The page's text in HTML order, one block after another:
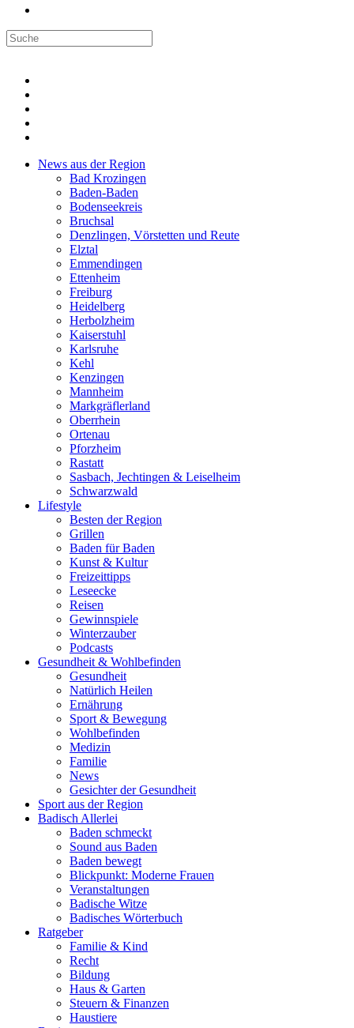
News aus der Region
Bad Krozingen
Baden-Baden
Bodenseekreis
Bruchsal
Denzlingen, Vörstetten und Reute
Elztal
Emmendingen
Ettenheim
Freiburg
Heidelberg
Herbolzheim
Kaiserstuhl
Karlsruhe
Kehl
Kenzingen
Mannheim
Markgräflerland
Oberrhein
Ortenau
Pforzheim
Rastatt
Sasbach, Jechtingen & Leiselheim
Schwarzwald
Lifestyle
Besten der Region
Grillen
Baden für Baden
Kunst & Kultur
Freizeittipps
Leseecke
Reisen
Gewinnspiele
Winterzauber
Podcasts
Gesundheit & Wohlbefinden
Gesundheit
Natürlich Heilen
Ernährung
Sport & Bewegung
Wohlbefinden
Medizin
Familie
News
Gesichter der Gesundheit
Sport aus der Region
Badisch Allerlei
Baden schmeckt
Sound aus Baden
Baden bewegt
Blickpunkt: Moderne Frauen
Veranstaltungen
Badische Witze
Badisches Wörterbuch
Ratgeber
Familie & Kind
Recht
Bildung
Haus & Garten
Steuern & Finanzen
Haustiere